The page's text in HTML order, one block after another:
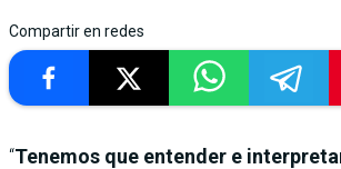
Compartir en redes
“Tenemos que entender e